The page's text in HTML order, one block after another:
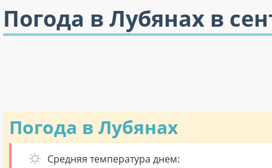
Погода в Лубянах в
Погода в Лубянах
Средняя температура днем: